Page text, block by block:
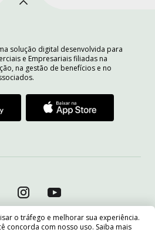
o tráfego e melhorar sua experiência.
concorda com nosso uso. Saiba mais
solução digital desenvolvida para
e Empresariais filiadas na
na gestão de benefícios e no